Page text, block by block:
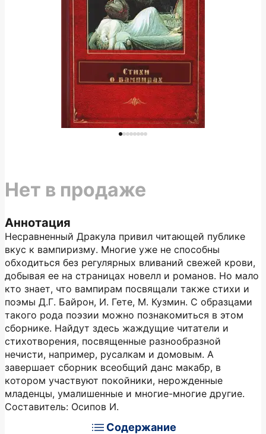
Аннотация
Несравненный Дракула привил читающей публике
вкус к вампиризму. Многие уже не способны
обходиться без регулярных вливаний свежей крови,
добывая ее на страницах новелл и романов. Но мало
кто знает, что вампирам посвящали также стихи и
поэмы Д.Г. Байрон, И. Гете, М. Кузмин. С образцами
такого рода поэзии можно познакомиться в этом
сборнике. Найдут здесь жаждущие читатели и
стихотворения, посвященные разнообразной
нечисти, например, русалкам и домовым. А
завершает сборник всеобщий данс макабр, в
котором участвуют покойники, нерожденные
младенцы, умалишенные и многие-многие другие.
Составитель: Осипов И.
Содержание
Нет в продаже